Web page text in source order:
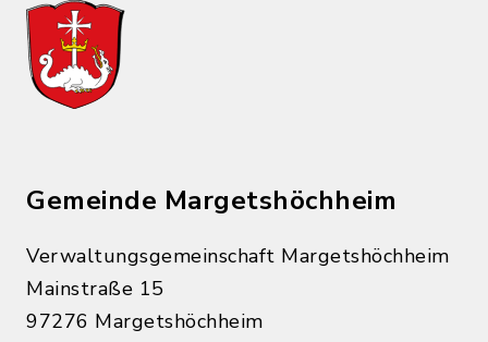
Gemeinde Margetshöchheim
Verwaltungsgemeinschaft Margetshöchheim
Mainstraße 15
97276 Margetshöchheim